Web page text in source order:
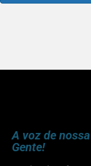
A voz de
Gente!